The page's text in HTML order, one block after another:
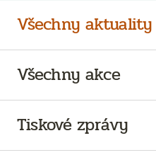
Všechny aktuality
Všechny akce
Tiskové zprávy